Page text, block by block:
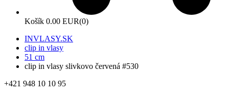
Košík 0.00 EUR(0)
INVLASY.SK
clip in vlasy
51 cm
clip in vlasy slivkovo červená #530
+421 948 10 10 95